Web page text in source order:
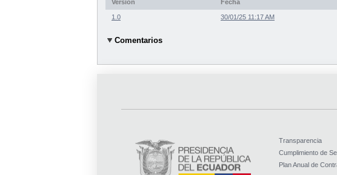
Versión Fecha
1.0 30/01/25 11:17 AM
Comentarios
Transparencia
Cumplimiento de
Plan Anual de